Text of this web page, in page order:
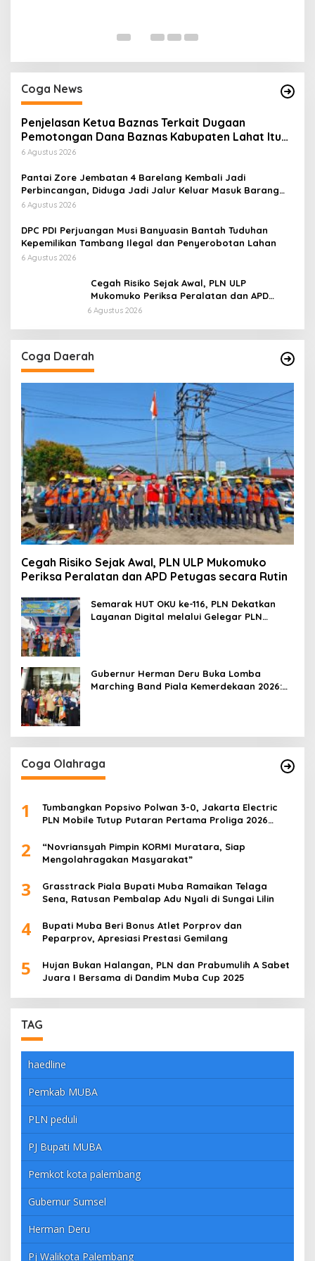
Coga News
Penjelasan Ketua Baznas Terkait Dugaan
Pemotongan Dana Baznas Kabupaten Lahat Itu
Tidak Benar
6 Agustus 2026
Pantai Zore Jembatan 4 Barelang Kembali Jadi
Perbincangan, Diduga Jadi Jalur Keluar Masuk Barang
Tanpa Dokumen Kepabeanan, Nama Berinisial WL
di Kawasan Pesisir
6 Agustus 2026
DPC PDI Perjuangan Musi Banyuasin Bantah Tuduhan
Kepemilikan Tambang Ilegal dan Penyerobotan Lahan
6 Agustus 2026
Cegah Risiko Sejak Awal, PLN ULP
Mukomuko Periksa Peralatan dan APD
Petugas secara Rutin
6 Agustus 2026
Coga Daerah
Cegah Risiko Sejak Awal, PLN ULP Mukomuko
Periksa Peralatan dan APD Petugas secara Rutin
Semarak HUT OKU ke-116, PLN Dekatkan
Layanan Digital melalui Gelegar PLN
Gubernur Herman Deru Buka Lomba
Marching Band Piala Kemerdekaan 2026:
Coga Olahraga
1
Tumbangkan Popsivo Polwan 3-0, Jakarta Electric
PLN Mobile Tutup Putaran Pertama Proliga 2026
2
“Novriansyah Pimpin KORMI Muratara, Siap
Mengolahragakan Masyarakat”
3
Grasstrack Piala Bupati Muba Ramaikan Telaga
Sena, Ratusan Pembalap Adu Nyali di Sungai Lilin
4
Bupati Muba Beri Bonus Atlet Porprov dan
Peparprov, Apresiasi Prestasi Gemilang
5
Hujan Bukan Halangan, PLN dan Prabumulih A Sabet
Juara I Bersama di Dandim Muba Cup 2025
TAG
haedline
Pemkab MUBA
PLN peduli
PJ Bupati MUBA
Pemkot kota palembang
Gubernur Sumsel
Herman Deru
Pj Walikota Palembang